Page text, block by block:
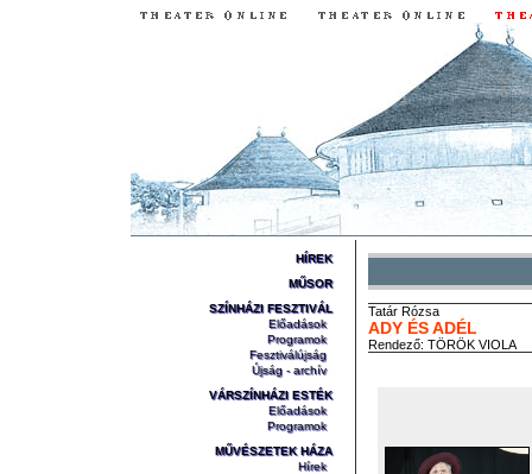
HÍREK
MŰSOR
SZÍNHÁZI FESZTIVÁL
Előadások
Programok
Fesztiválújság
Újság - archív
VÁRSZÍNHÁZI ESTÉK
Előadások
Programok
MŰVÉSZETEK HÁZA
Hírek
Tatár Rózsa
ADY ÉS ADÉL
Rendező: TÖRÖK VIOLA